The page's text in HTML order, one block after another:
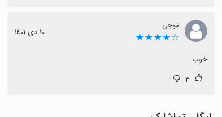
موجی
☆★★★★ ١٠ دی ١٤٠١
خوب
۳ ۱